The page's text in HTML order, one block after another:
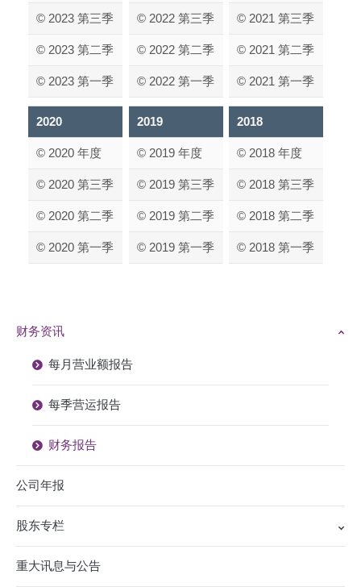
© 2023 第三季
© 2023 第二季
© 2023 第一季
© 2022 第三季
© 2022 第二季
© 2022 第一季
© 2021 第三季
© 2021 第二季
© 2021 第一季
2020
© 2020 年度
© 2020 第三季
© 2020 第二季
© 2020 第一季
2019
© 2019 年度
© 2019 第三季
© 2019 第二季
© 2019 第一季
2018
© 2018 年度
© 2018 第三季
© 2018 第二季
© 2018 第一季
财务资讯
每月营业额报告
每季营运报告
财务报告
公司年报
股东专栏
重大讯息与公告